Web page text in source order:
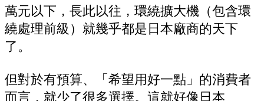
萬元以下，長此以往，環繞擴大機（包含環
繞處理前級）就幾乎都是日本廠商的天下
了。
但對於有預算、「希望用好一點」的消費者
而言，就少了很多選擇。這就好像日本